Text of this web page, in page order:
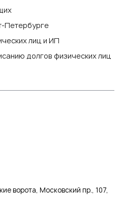
Петербурге
лиц и ИП
долгов физических лиц
ворота, Московский пр., 107,